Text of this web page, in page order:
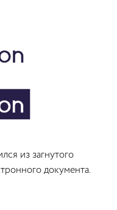
из загнутого
документа.